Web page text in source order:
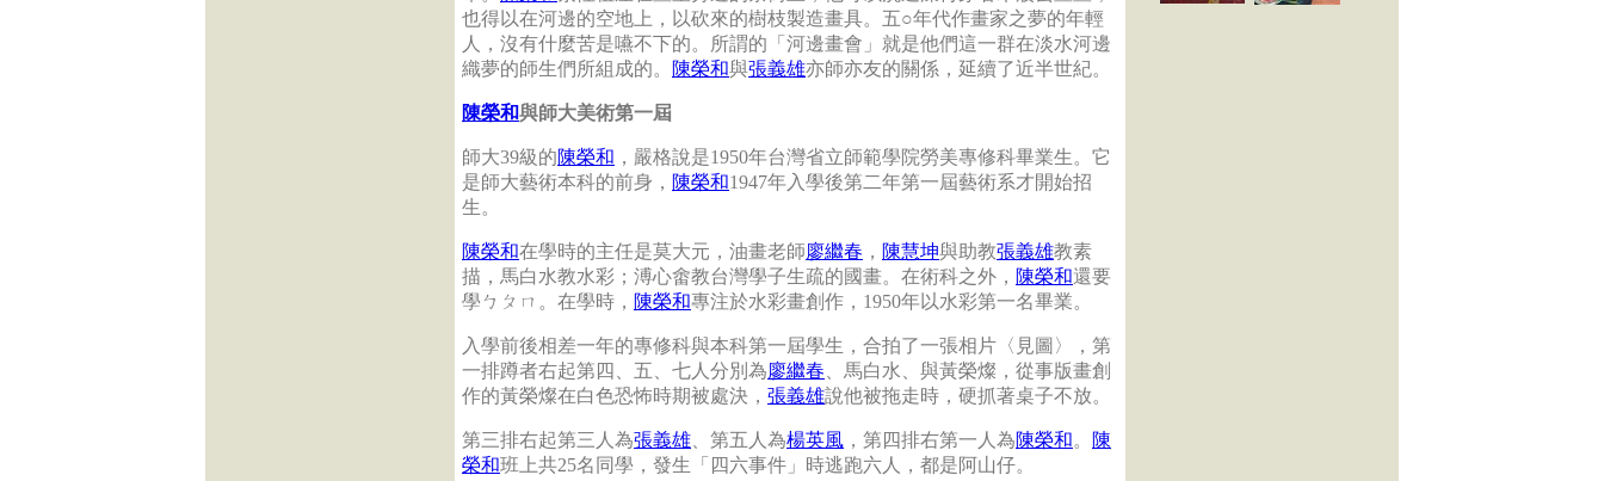
也得以在河邊的空地上，以砍來的樹枝製造畫具。五○年代作畫家之夢的年輕
人，沒有什麼苦是嚥不下的。所謂的「河邊畫會」就是他們這一群在淡水河邊
織夢的師生們所組成的。
陳榮和與張義雄亦師亦友的關係，延續了近半世紀。
陳榮和與師大美術第一屆
師大39級的陳榮和 ，嚴格說是1950年台灣省立師範學院勞美專修科畢業生。它
是師大藝術本科的前身， 陳榮和1947年入學後第二年第一屆藝術系才開始招
生。
陳榮和在學時的主任是莫大元，油畫老師 廖繼春 ， 陳慧坤與助教張義雄教素
描，馬白水教水彩；溥心畬教台灣學子生疏的國畫。在術科之外， 陳榮和還要
學ㄅㄆㄇ。在學時， 陳榮和專注於水彩畫創作，1950年以水彩第一名畢業。
入學前後相差一年的專修科與本科第一屆學生，合拍了一張相片〈見圖〉，第
一排蹲者右起第四、五、七人分別為 廖繼春 、馬白水、與黃榮燦，從事版畫創
作的黃榮燦在白色恐怖時期被處決， 張義雄說他被拖走時，硬抓著桌子不放。
第三排右起第三人為張義雄 、第五人為楊英風 ，第四排右第一人為陳榮和。
陳
榮和班上共25名同學，發生「四六事件」時逃跑六人，都是阿山仔。